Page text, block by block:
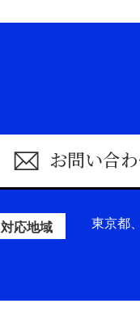
お問い合
対応地域 東京都